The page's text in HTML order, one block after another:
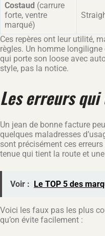
Costaud (carrure
forte, ventre
marqué)
Ces repères ont leur utilité,
règles. Un homme
qui porte son loose avec
style, pas la notice.
Les erreurs
Un jean de bonne facture
quelques maladresses
sont précisément ces
tenue qui tient la route et
Voir : Le TOP 5 des
Voici les faux pas les plus
qu’on évite facilement :